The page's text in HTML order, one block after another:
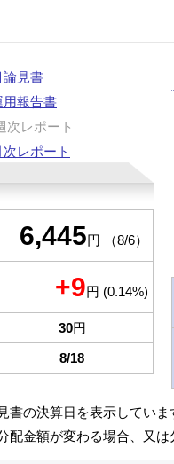
論見書
用報告書
次レポート
次レポート
6,445円 （8/6）
+9円 (0.14%)
30円
8/18
書の決算日を表示していま
配金額が変わる場合、又は